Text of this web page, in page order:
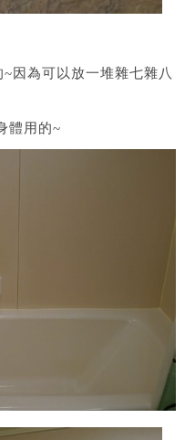
因為可以放一堆雜七雜八
體用的~